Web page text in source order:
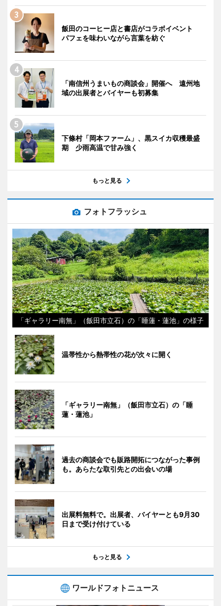
飯田のコーヒー店と書店がコラボイベント
パフェを味わいながら言葉を紡ぐ
「南信州うまいもの商談会」開催へ 遠州地
域の出展者とバイヤーも初募集
下條村「岡本ファーム」、黒スイカ収穫最盛
期 少雨高温で甘み強く
もっと見る
フォトフラッシュ
「ギャラリー南無」（飯田市立石）の「睡蓮・蓮池」の様子
温帯性から熱帯性の花が次々に開く
「ギャラリー南無」（飯田市立石）の「睡
蓮・蓮池」
過去の商談会でも販路開拓につながった事例
も。あらたな取引先との出会いの場
出展料無料で。出展者、バイヤーとも9月30
日まで受け付けている
もっと見る
ワールドフォトニュース